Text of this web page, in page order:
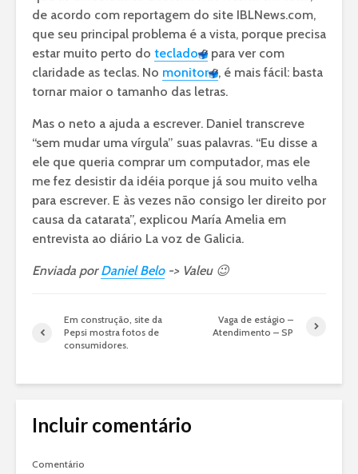
de acordo com reportagem do site IBLNews.com,
que seu principal problema é a vista, porque precisa
estar muito perto do teclado
para ver com
claridade as teclas. No monitor
, é mais fácil: basta
tornar maior o tamanho das letras.
Mas o neto a ajuda a escrever. Daniel transcreve
“sem mudar uma vírgula” suas palavras. “Eu disse a
ele que queria comprar um computador, mas ele
me fez desistir da idéia porque já sou muito velha
para escrever. E às vezes não consigo ler direito por
causa da catarata”, explicou María Amelia em
entrevista ao diário La voz de Galicia.
Enviada porDaniel Belo-> Valeu 😉
Em construção, site da
Pepsi mostra fotos de
consumidores.
Vaga de estágio –
Atendimento – SP
Incluir comentário
Comentário